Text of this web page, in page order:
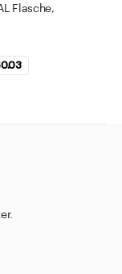
Flasche,